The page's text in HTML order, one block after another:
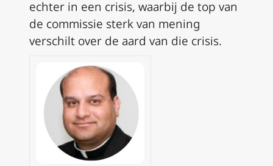
echter in een crisis, waarbij de top van
de commissie sterk van mening
verschilt over de aard van die crisis.